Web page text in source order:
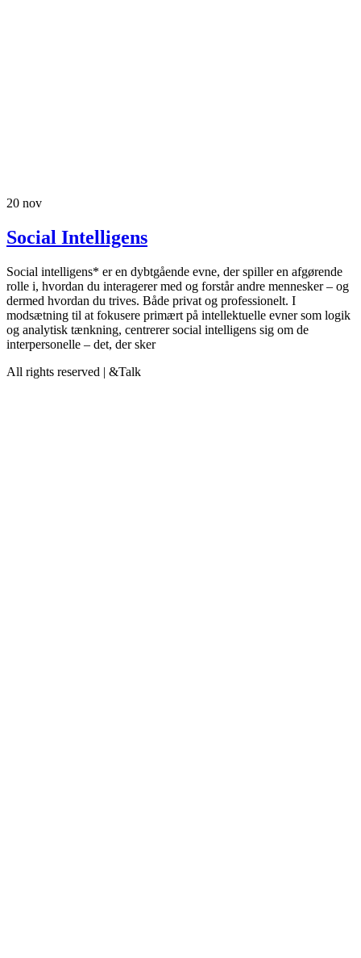
20 nov
Social Intelligens
Social intelligens* er en dybtgående evne, der spiller en afgørende
rolle i, hvordan du interagerer med og forstår andre mennesker – og
dermed hvordan du trives. Både privat og professionelt. I
modsætning til at fokusere primært på intellektuelle evner som logik
og analytisk tænkning, centrerer social intelligens sig om de
interpersonelle – det, der sker
All rights reserved | &Talk